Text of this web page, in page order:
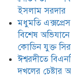
নীরব ভ’মিকায়
ইসলাম সরদার
মধুমতি
বিশেষ
কোডিন যুক্ত
ঈশ্বরদীতে
দখলের চেষ্টার